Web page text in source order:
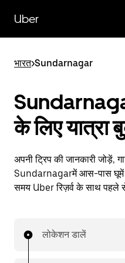
सामग्री
पर
Uber
भारत>Sundarnagar
के लिए यात्रा
अपनी ट्रिप की जानकारी जोड़ें,
Sundarnagarमें आस-पास
समय Uber रिज़र्व के साथ
लोकेशन डालें